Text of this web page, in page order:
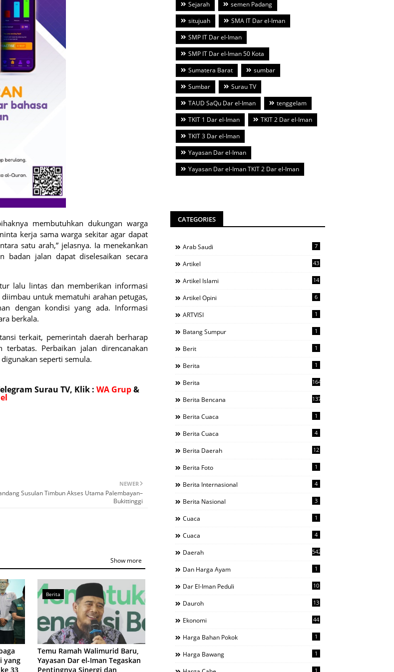
membutuhkan dukungan warga
kerja sama warga sekitar agar dapat
satu arah,” jelasnya. Ia menekankan
badan jalan dapat diselesaikan secara
lalu lintas dan memberikan informasi
untuk mematuhi arahan petugas,
dengan kondisi yang ada. Informasi
berkala.
terkait, pemerintah daerah berharap
Perbaikan jalan direncanakan
seperti semula.
Surau TV, Klik : WA Grup&
NEWER
Susulan Timbun Akses Utama Palembayan–
Bukittinggi
Show more
yang
33
Berita
Temu Ramah Walimurid Baru,
Yayasan Dar el-Iman Tegaskan
Pentingnya Sinergi dan
Sejarah
semen Padang
situjuah
SMA IT Dar el-Iman
SMP IT Dar el-Iman
SMP IT Dar el-Iman 50 Kota
Sumatera Barat
sumbar
Sumbar
Surau TV
TAUD SaQu Dar el-Iman
tenggelam
TKIT 1 Dar el-Iman
TKIT 2 Dar el-Iman
TKIT 3 Dar el-Iman
Yayasan Dar el-Iman
Yayasan Dar el-Iman TKIT 2 Dar el-Iman
CATEGORIES
Arab Saudi 7
Artikel 43
Artikel Islami 14
Artikel Opini 6
ARTVISI 1
Batang Sumpur 1
Berit 1
Berita 1
Berita 1644
Berita Bencana 137
Berita Cuaca 1
Berita Cuaca 4
Berita Daerah 12
Berita Foto 1
Berita Internasional 4
Berita Nasional 3
Cuaca 1
Cuaca 4
Daerah 542
Dan Harga Ayam 1
Dar El-Iman Peduli 10
Dauroh 13
Ekonomi 44
Harga Bahan Pokok 1
Harga Bawang 1
1